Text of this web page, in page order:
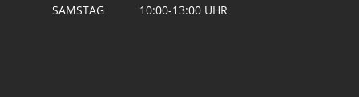
SAMSTAG 10:00-13:00 UHR